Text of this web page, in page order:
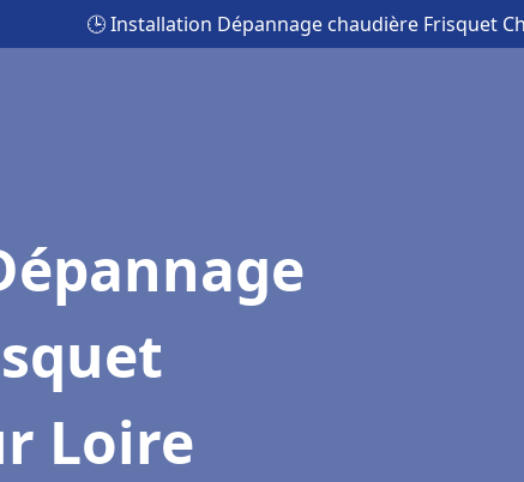
🕒 Installation Dépannage chaudière Frisquet
Loire